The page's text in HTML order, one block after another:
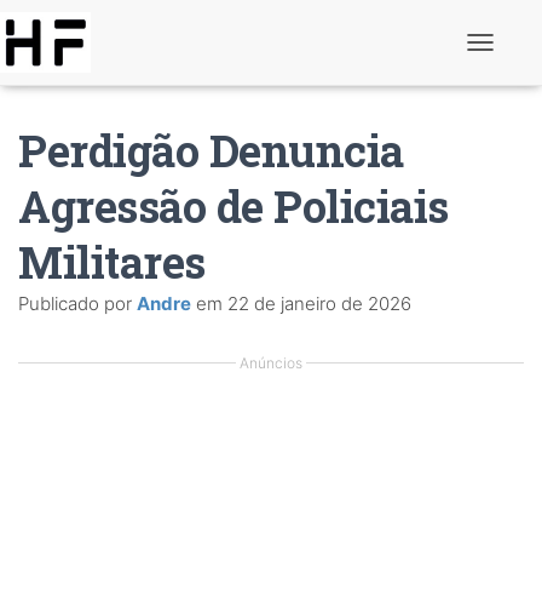
a
Perdigão Denuncia
Agressão de Policiais
Militares
Publicado por Andre em 22 de janeiro de 2026
Anúncios